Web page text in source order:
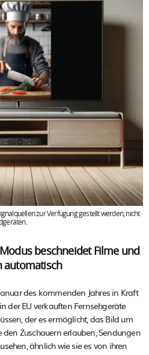
zur Verfügung gestellt werden, nicht
beschneidet Filme und
automatisch
des kommenden Jahres in Kraft
der EU verkauften Fernsehgeräte
der es ermöglicht, das Bild um
den Zuschauern erlauben, Sendungen
ähnlich wie sie es von ihren